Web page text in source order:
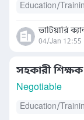
Education/
ভাটিয়ারি
04/Jan 12:55
সহকারী
Negotiable
Education/